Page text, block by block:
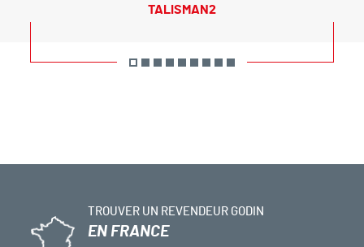
TALISMAN2
TROUVER UN REVENDEUR GODIN
EN FRANCE